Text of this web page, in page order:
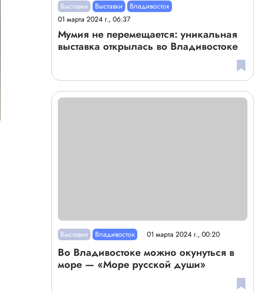
Выставки Выставки
Владивосток
01 марта 2024 г., 06:37
Мумия не перемещается: уникальная
выставка открылась во Владивостоке
Выставки Владивосток 01 марта 2024 г., 00:20
Во Владивостоке можно окунуться в
море — «Море русской души»